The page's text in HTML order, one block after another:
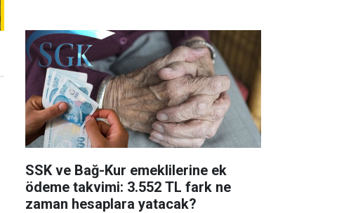
SSK ve Bağ-Kur emeklilerine ek
ödeme takvimi: 3.552 TL fark ne
zaman hesaplara yatacak?